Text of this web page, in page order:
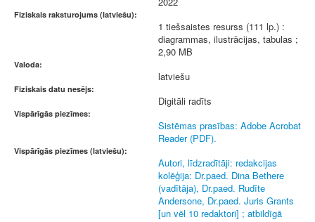
Fiziskais raksturojums (latviešu):
1 tiešsaistes resurss (111 lp.) :
diagrammas, ilustrācijas, tabulas ;
2,90 MB
Valoda:
latviešu
Fiziskais datu nesējs:
Digitāli radīts
Vispārīgās piezīmes:
Sistēmas prasības: Adobe Acrobat
Reader (PDF).
Vispārīgās piezīmes (latviešu):
Autori, līdzradītāji: redakcijas
kolēģija: Dr.paed. Dina Bethere
(vadītāja), Dr.paed. Rudīte
Andersone, Dr.paed. Juris Grants
[un vēl 10 redaktori] ; atbildīgā